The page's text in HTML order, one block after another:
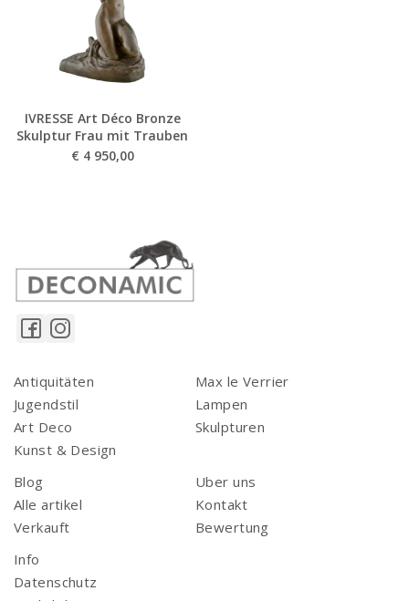
IVRESSE Art Déco Bronze
Skulptur Frau mit Trauben
€ 4 950,00
Antiquitäten
Jugendstil
Art Deco
Kunst & Design
Max le Verrier
Lampen
Skulpturen
Blog
Alle artikel
Verkauft
Uber uns
Kontakt
Bewertung
Info
Datenschutz